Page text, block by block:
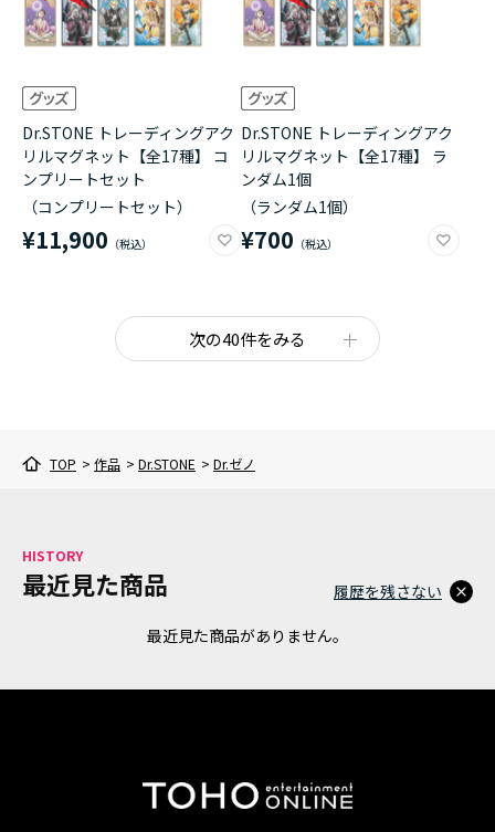
Dr.STONE トレーディングアク
リルマグネット【全17種】 コ
ンプリートセット
（コンプリートセット）
¥11,900
Dr.STONE トレーディングアク
リルマグネット【全17種】 ラ
ンダム1個
（ランダム1個）
¥700
次の40件をみる
TOP > 作品 > Dr.STONE > Dr.ゼノ
HISTORY
最近見た商品
最近見た商品がありません。
履歴を残さない